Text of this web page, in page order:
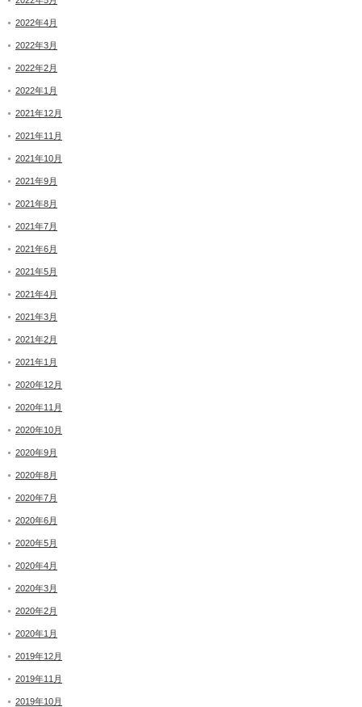
2022年4月
2022年3月
2022年2月
2022年1月
2021年12月
2021年11月
2021年10月
2021年9月
2021年8月
2021年7月
2021年6月
2021年5月
2021年4月
2021年3月
2021年2月
2021年1月
2020年12月
2020年11月
2020年10月
2020年9月
2020年8月
2020年7月
2020年6月
2020年5月
2020年4月
2020年3月
2020年2月
2020年1月
2019年12月
2019年11月
2019年10月